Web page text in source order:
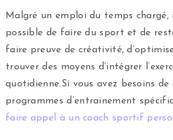
Malgré un emploi du temps
possible de faire du sport et de
faire preuve de créativité,
trouver des moyens d’intégrer
quotidienne.Si vous avez besoins de
programmes d’entrainement
faire appel à un coach sportif